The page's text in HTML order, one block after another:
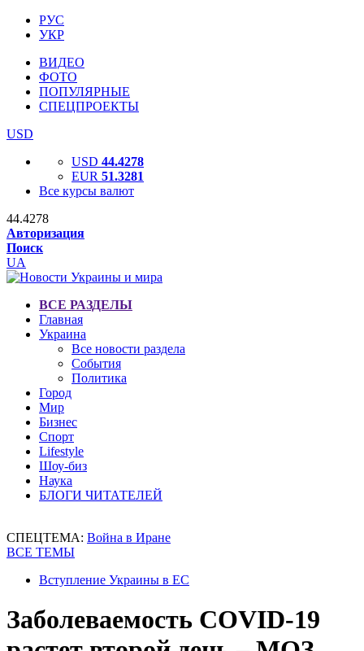
РУС
УКР
ВИДЕО
ФОТО
ПОПУЛЯРНЫЕ
СПЕЦПРОЕКТЫ
USD
USD 44.4278
EUR 51.3281
Все курсы валют
44.4278
Авторизация
Поиск
UA
ВСЕ РАЗДЕЛЫ
Главная
Украина
Все новости раздела
События
Политика
Город
Мир
Бизнес
Спорт
Lifestyle
Шоу-биз
Наука
БЛОГИ ЧИТАТЕЛЕЙ
СПЕЦТЕМА: Война в Иране
ВСЕ ТЕМЫ
Вступление Украины в ЕС
Заболеваемость COVID-19